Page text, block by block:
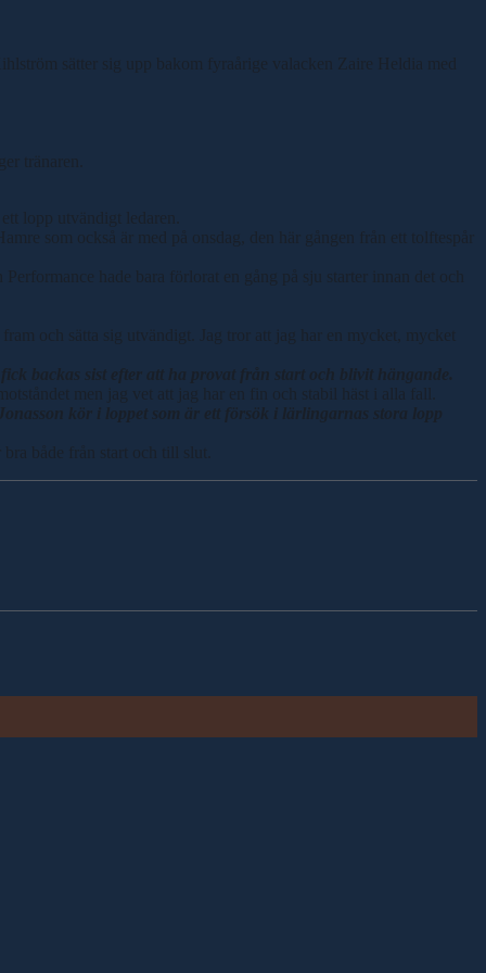
sätter sig upp bakom fyraårige valacken Zaire Heldia med
tränaren.
lopp utvändigt ledaren.
som också är med på onsdag, den här gången från ett tolftespår
hade bara förlorat en gång på sju starter innan det och
och sätta sig utvändigt. Jag tror att jag har en mycket, mycket
backas sist efter att ha provat från start och blivit hängande.
men jag vet att jag har en fin och stabil häst i alla fall.
kör i loppet som är ett försök i lärlingarnas stora lopp
både från start och till slut.